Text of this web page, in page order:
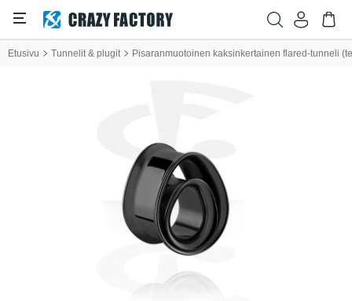
Etusivu Tunnelit & plugit Pisaranmuotoinen kaksinkertainen flared-tunneli